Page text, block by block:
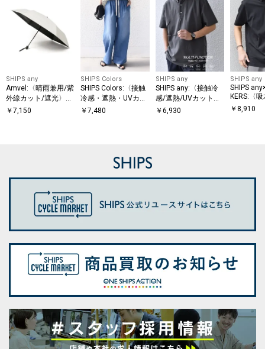
SHIPS any
Amvel:〈晴雨兼用/紫
外線カット/遮光〉VE
RYKAL HEATBLOCK
プリーツ 自動開閉 折
￥ 7,150
SHIPS Colors
SHIPS Colors:〈接触
冷感・遮熱・UVカッ
ト〉ファンクション
￥7,480
SHIPS any
SHIPS any:〈接触冷
感/遮熱/UVカット機
能等〉サマーファン
￥ 6,930
SHIPS any
SHIPS
KERS:〈
カット/消
￥8,910